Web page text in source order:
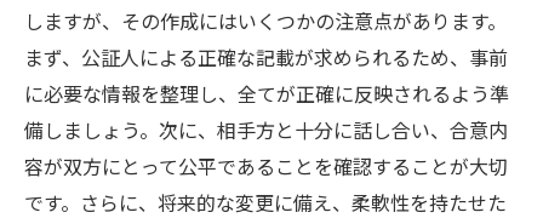
しますが、その作成にはいくつかの注意点があります。
まず、公証人による正確な記載が求められるため、事前
に必要な情報を整理し、全てが正確に反映されるよう準
備しましょう。次に、相手方と十分に話し合い、合意内
容が双方にとって公平であることを確認することが大切
です。さらに、将来的な変更に備え、柔軟性を持たせた